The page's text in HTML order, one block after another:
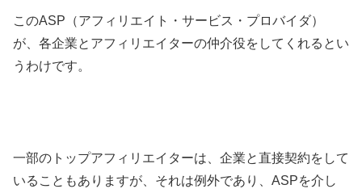
このASP（アフィリエイト・サービス・プロバイダ）
が、各企業とアフィリエイターの仲介役をしてくれるとい
うわけです。
一部のトップアフィリエイターは、企業と直接契約をして
いることもありますが、それは例外であり、ASPを介し